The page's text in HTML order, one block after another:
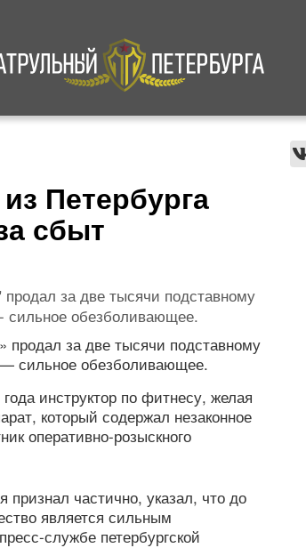
Происшествия
Петербурга
сбыт
за две тысячи подставному
сильное обезболивающее.
продал за две тысячи подставному
сильное обезболивающее.
инструктор по фитнесу, желая
который содержал незаконное
оперативно-розыскного
частично, указал, что до
является сильным
службе петербургской